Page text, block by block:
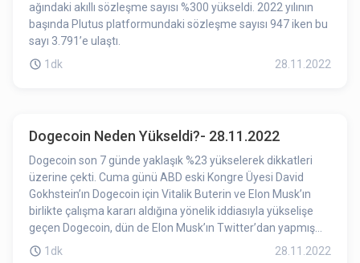
ağındaki akıllı sözleşme sayısı %300 yükseldi. 2022 yılının
başında Plutus platformundaki sözleşme sayısı 947 iken bu
sayı 3.791’e ulaştı.
1dk
28.11.2022
Dogecoin Neden Yükseldi?- 28.11.2022
Dogecoin son 7 günde yaklaşık %23 yükselerek dikkatleri
üzerine çekti. Cuma günü ABD eski Kongre Üyesi David
Gokhstein’ın Dogecoin için Vitalik Buterin ve Elon Musk’ın
birlikte çalışma kararı aldığına yönelik iddiasıyla yükselişe
geçen Dogecoin, dün de Elon Musk’ın Twitter’dan yapmış
olduğu paylaşımlarla tekrar yukarı yönlü harekete geçti.
1dk 28.11.2022